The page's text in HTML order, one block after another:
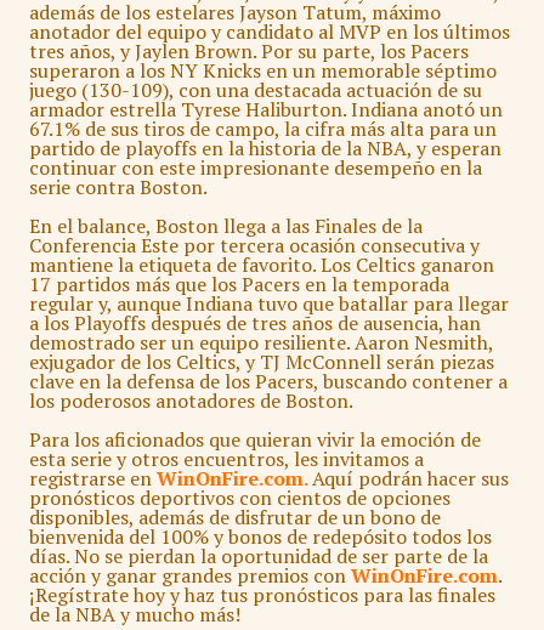
además de los estelares Jayson Tatum, máximo
anotador del equipo y candidato al MVP en los últimos
tres años, y Jaylen Brown. Por su parte, los Pacers
superaron a los NY Knicks en un memorable séptimo
juego (130-109), con una destacada actuación de su
armador estrella Tyrese Haliburton. Indiana anotó un
67.1% de sus tiros de campo, la cifra más alta para un
partido de playoffs en la historia de la NBA, y esperan
continuar con este impresionante desempeño en la
serie contra Boston.
En el balance, Boston llega a las Finales de la
Conferencia Este por tercera ocasión consecutiva y
mantiene la etiqueta de favorito. Los Celtics ganaron
17 partidos más que los Pacers en la temporada
regular y, aunque Indiana tuvo que batallar para llegar
a los Playoffs después de tres años de ausencia, han
demostrado ser un equipo resiliente. Aaron Nesmith,
exjugador de los Celtics, y TJ McConnell serán piezas
clave en la defensa de los Pacers, buscando contener a
los poderosos anotadores de Boston.
Para los aficionados que quieran vivir la emoción de
esta serie y otros encuentros, les invitamos a
registrarse enWinOnFire.com.Aquí podrán hacer sus
pronósticos deportivos con cientos de opciones
disponibles, además de disfrutar de un bono de
bienvenida del 100% y bonos de redepósito todos los
días. No se pierdan la oportunidad de ser parte de la
acción y ganar grandes premios conWinOnFire.com.
¡Regístrate hoy y haz tus pronósticos para las finales
de la NBA y mucho más!